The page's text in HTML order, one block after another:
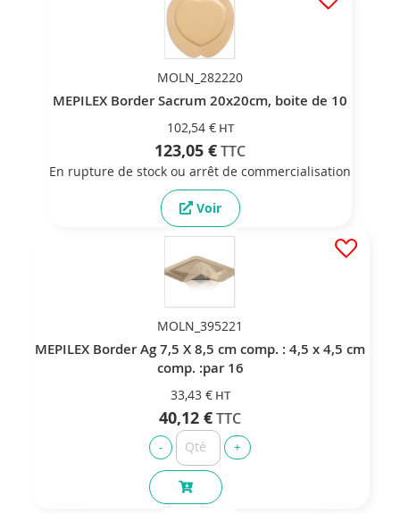
MOLN_282220
MEPILEX Border Sacrum 20x20cm, boite de 10
102,54 €
123,05 €
En rupture de stock ou arrêt de commercialisation
Voir
MOLN_395221
MEPILEX Border Ag 7,5 X 8,5 cm comp. : 4,5 x 4,5 cm
comp. :par 16
33,43 €
40,12 €